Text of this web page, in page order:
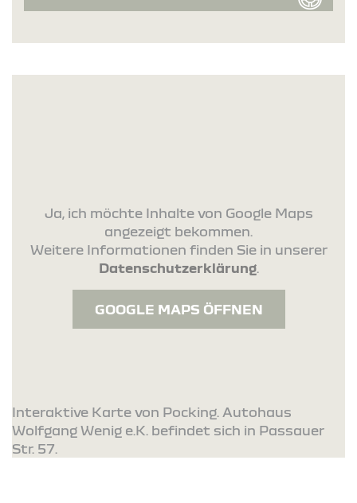
Ja, ich möchte Inhalte von Google Maps
angezeigt bekommen.
Weitere Informationen finden Sie in unserer
Datenschutzerklärung.
GOOGLE MAPS ÖFFNEN
Interaktive Karte von Pocking. Autohaus
Wolfgang Wenig e.K. befindet sich in Passauer
Str. 57.